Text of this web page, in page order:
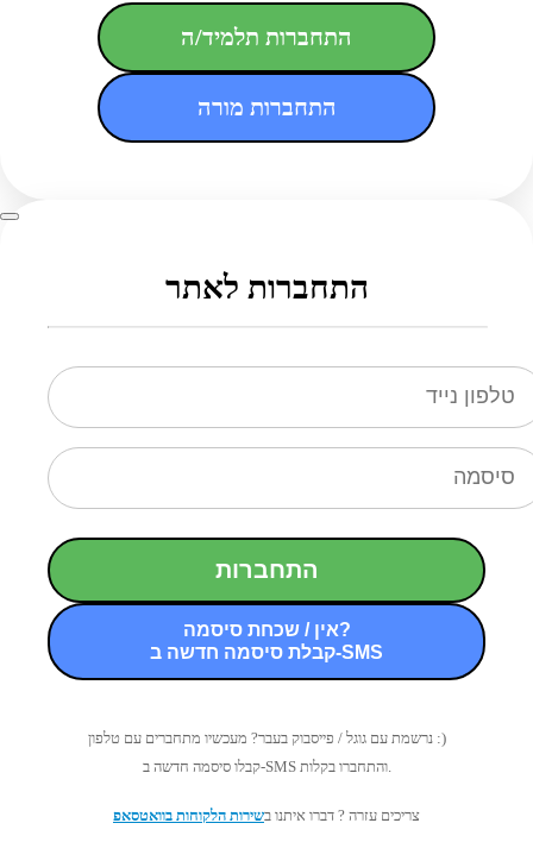
התחברות תלמיד/ה
התחברות מורה
התחברות לאתר
התחברות
אין / שכחת סיסמה?
קבלת סיסמה חדשה ב-SMS
נרשמת עם גוגל / פייסבוק בעבר? מעכשיו מתחברים עם טלפון :)
קבלו סיסמה חדשה ב-SMS והתחברו בקלות.
צריכים עזרה ? דברו איתנו בשירות הלקוחות בוואטסאפ